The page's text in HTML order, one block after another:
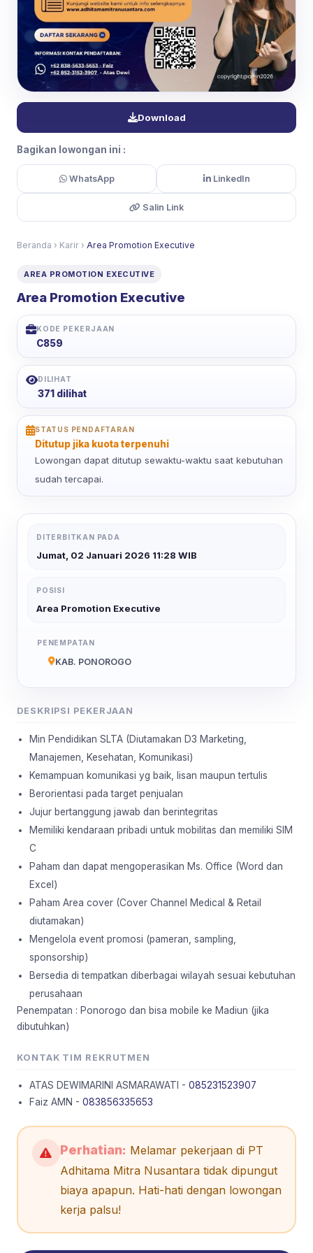
Download
Bagikan lowongan ini :
WhatsApp LinkedIn
Salin Link
Beranda › Karir › Area Promotion Executive
AREA PROMOTION EXECUTIVE
Area Promotion Executive
KODE PEKERJAAN
C859
DILIHAT
371 dilihat
STATUS PENDAFTARAN
Ditutup jika kuota terpenuhi
Lowongan dapat ditutup sewaktu-waktu saat kebutuhan
sudah tercapai.
DITERBITKAN PADA
Jumat, 02 Januari 2026 11:28 WIB
POSISI
Area Promotion Executive
PENEMPATAN
KAB. PONOROGO
DESKRIPSI PEKERJAAN
Min Pendidikan SLTA (Diutamakan D3 Marketing,
Manajemen, Kesehatan, Komunikasi)
Kemampuan komunikasi yg baik, lisan maupun tertulis
Berorientasi pada target penjualan
Jujur bertanggung jawab dan berintegritas
Memiliki kendaraan pribadi untuk mobilitas dan memiliki SIM
C
Paham dan dapat mengoperasikan Ms. Office (Word dan
Excel)
Paham Area cover (Cover Channel Medical & Retail
diutamakan)
Mengelola event promosi (pameran, sampling,
sponsorship)
Bersedia di tempatkan diberbagai wilayah sesuai kebutuhan
perusahaan
Penempatan : Ponorogo dan bisa mobile ke Madiun (jika
dibutuhkan)
KONTAK TIM REKRUTMEN
ATAS DEWIMARINI ASMARAWATI - 085231523907
Faiz AMN - 083856335653
Perhatian: Melamar pekerjaan di PT
Adhitama Mitra Nusantara tidak dipungut
biaya apapun. Hati-hati dengan lowongan
kerja palsu!